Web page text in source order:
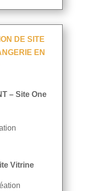
DE SITE
EN
– Site One
Vitrine